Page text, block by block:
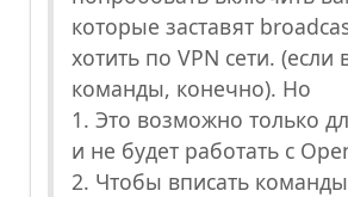
которые заставят
хотить по VPN сети.
команды, конечно). Но
1. Это возможно только
и не будет работать с
2. Чтобы вписать